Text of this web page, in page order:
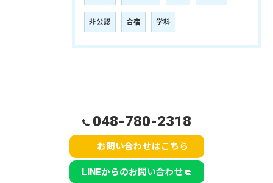
非公認 合宿 学科
048-780-2318
お問い合わせはこちら
LINEからのお問い合わせ